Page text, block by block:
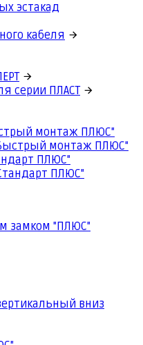
эстакад
кабеля
серии ПЛАСТ
монтаж ПЛЮС"
монтаж ПЛЮС"
ПЛЮС"
ПЛЮС"
замком "ПЛЮС"
вниз